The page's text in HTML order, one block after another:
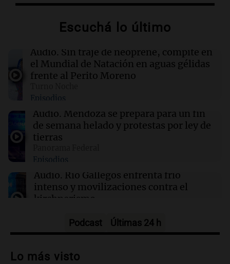
Incendio en Cuernavaca por fuga de gas en
00:05 Política y Economía
Ley de Propiedad Privada: maratónica sesión
extranjeros
00:05 Clima
Clima en CABA: cómo estará el tiempo este
Escuchá lo último
Audio. Sin traje de neoprene, compite en
el Mundial de Natación en aguas gélidas
frente al Perito Moreno
Episodios
Audio. Mendoza se prepara para un fin
de semana helado y protestas por ley de
tierras
Episodios
Audio. Río Gallegos enfrenta frío
intenso y movilizaciones contra el
kirchnerismo
Audio.Debate en el Senado sobre
la soberanía digital en Argentina
Podcast Últimas 24 h
Lo más visto